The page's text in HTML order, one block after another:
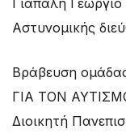
Αστυνομικής
Βράβευση
ΓΙΑ ΤΟΝ
Διοικητή